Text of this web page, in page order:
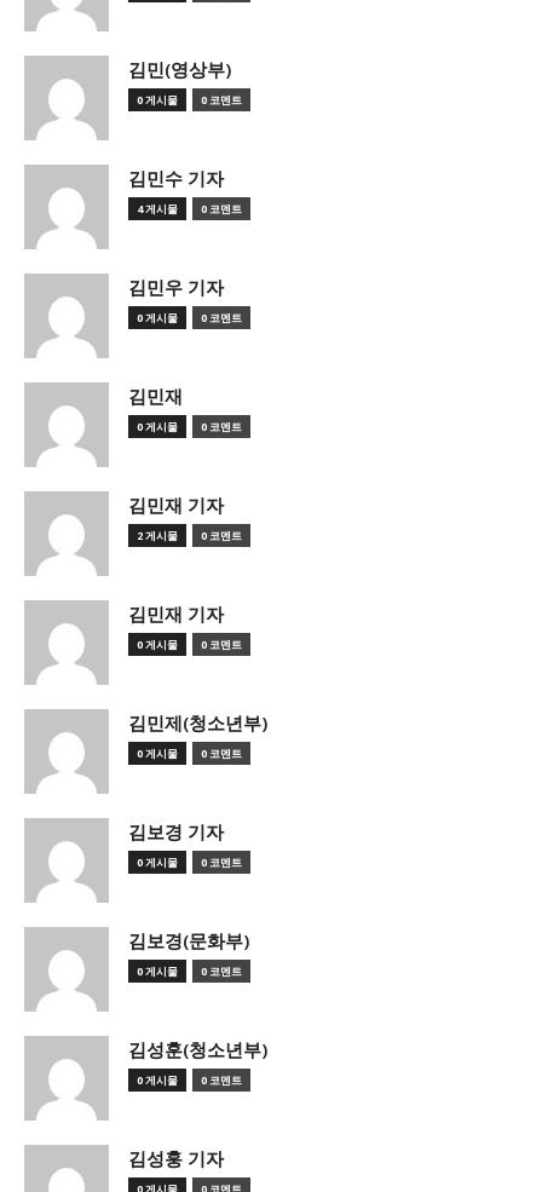
김민(영상부)
0 게시물 0 코멘트
김민수 기자
4 게시물 0 코멘트
김민우 기자
0 게시물 0 코멘트
김민재
0 게시물 0 코멘트
김민재 기자
2 게시물 0 코멘트
김민재 기자
0 게시물 0 코멘트
김민제(청소년부)
0 게시물 0 코멘트
김보경 기자
0 게시물 0 코멘트
김보경(문화부)
0 게시물 0 코멘트
김성훈(청소년부)
0 게시물 0 코멘트
김성훙 기자